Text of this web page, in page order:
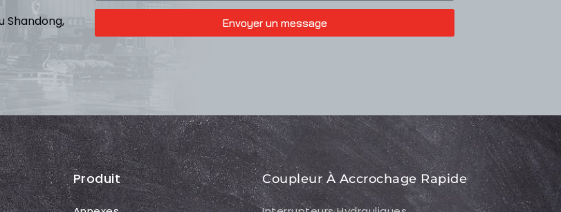
Shandong,
Envoyer un message
Produit Coupleur À Accrochage Rapide